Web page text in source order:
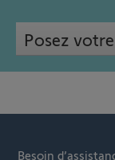
Posez
Besoin